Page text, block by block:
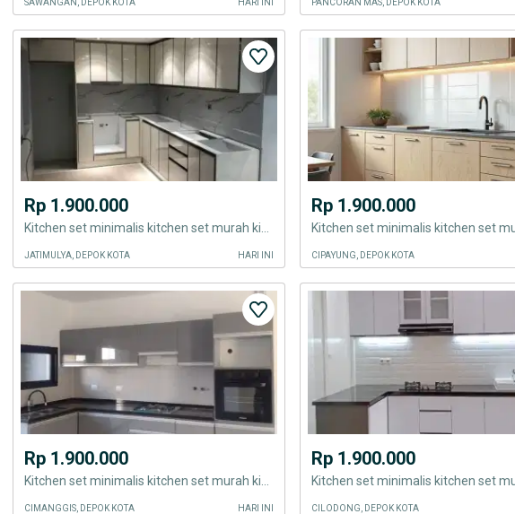
SAWANGAN, DEPOK KOTA HARI INI PANCORAN MAS, DEPOK KOTA
Rp 1.900.000
JATIMULYA, DEPOK KOTA HARI INI
Rp 1.900.000
CIPAYUNG, DEPOK KOTA
Rp 1.900.000
CIMANGGIS, DEPOK KOTA HARI INI
Rp 1.900.000
CILODONG, DEPOK KOTA